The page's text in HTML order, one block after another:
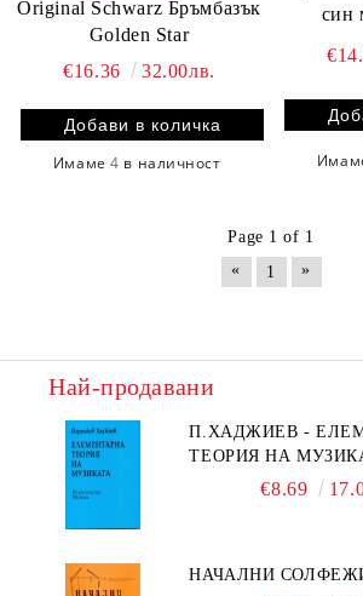
Original Schwarz Бръмбазък
Golden Star
€16.36
32.00лв.
Имаме4 в наличност
син
Page 1 of 1
«
1 »
Най-продавани
П.ХАДЖИЕВ -
ТЕОРИЯ НА
€8.69
НАЧАЛНИ